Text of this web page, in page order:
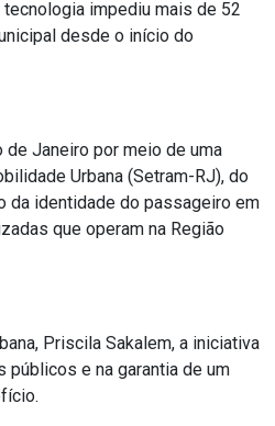
impediu mais de 52
desde o início do
Janeiro por meio de uma
Urbana (Setram-RJ), do
da identidade do passageiro em
que operam na Região
Priscila Sakalem, a iniciativa
públicos e na garantia de um